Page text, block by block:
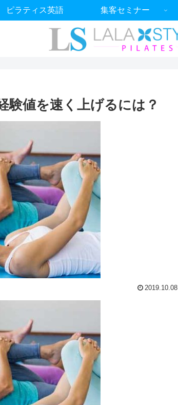
ピラティス英語 集客セミナー
験値を速く上げるには？
2019.10.08